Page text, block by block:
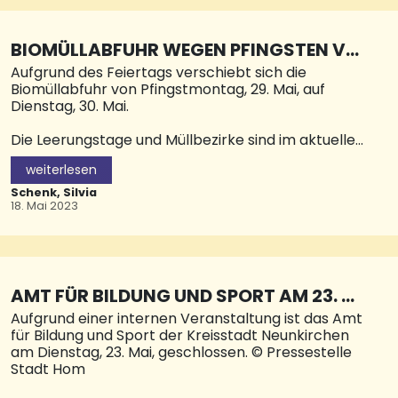
BIOMÜLLABFUHR WEGEN PFINGSTEN VER
SCHOBEN
Aufgrund des Feiertags verschiebt sich die
Biomüllabfuhr von Pfingstmontag, 29. Mai, auf
Dienstag, 30. Mai.
Die Leerungstage und Müllbezirke sind im aktuellen
Abfuhrkalender der Kreisstadt Neunkirchen
aufgeführt. Bürgerinnen und Bürger werden
gebeten, die Müllgefäße rechtzeitig zur Leerung
bereitzustellen. © Pressestelle Stadt NK
weiterlesen
Schenk, Silvia
18. Mai 2023
AMT FÜR BILDUNG UND SPORT AM 23. M
AI GESCHLOSSEN
Aufgrund einer internen Veranstaltung ist das Amt
für Bildung und Sport der Kreisstadt Neunkirchen
am Dienstag, 23. Mai, geschlossen. © Pressestelle
Stadt Hom